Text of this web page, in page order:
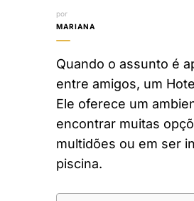
por
MARIANA
Quando o assunto é
entre amigos, um
Ele oferece um
encontrar muitas
multidões ou em ser
piscina.